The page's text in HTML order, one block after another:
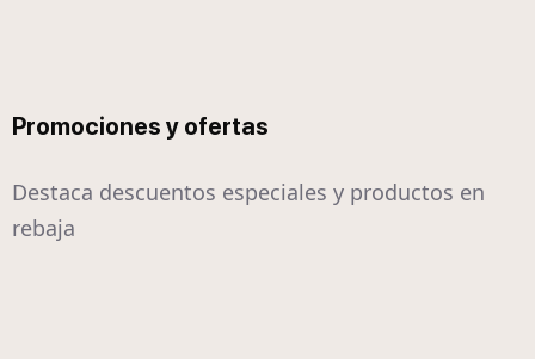
Promociones y ofertas
Destaca descuentos especiales y productos en
rebaja